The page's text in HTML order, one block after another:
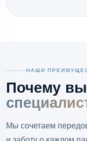
НАШИ
Почему
Мы сочетаем